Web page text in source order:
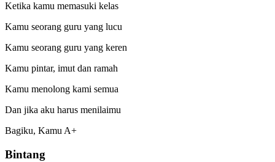
Ketika kamu memasuki kelas
Kamu seorang guru yang lucu
Kamu seorang guru yang keren
Kamu pintar, imut dan ramah
Kamu menolong kami semua
Dan jika aku harus menilaimu
Bagiku, Kamu A+
Bintang